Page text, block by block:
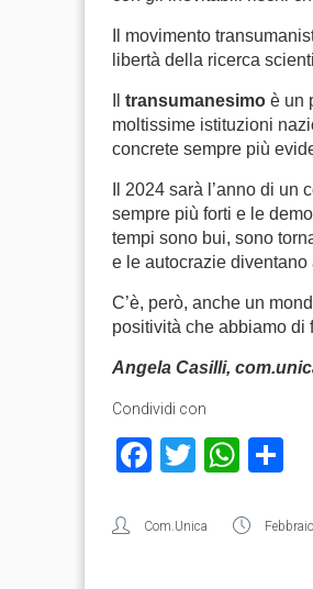
Il movimento
libertà della ricerca
transumanesimo è un
moltissime istituzioni
concrete sempre più
Il 2024 sarà l’anno di
sempre più forti e le
tempi sono bui, sono
e le autocrazie
C’è, però, anche un
positività che abbiamo di
Angela Casilli,
Condividi con
Facebook
Twitter
Com.Unica